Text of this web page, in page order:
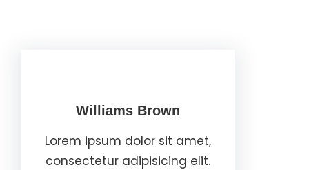
Williams Brown
Lorem ipsum dolor sit amet,
consectetur adipisicing elit.